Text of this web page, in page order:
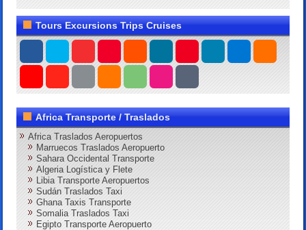
Tours Excursions Trips Cruises
Africa Transporte / Traslados
Africa Traslados Aeropuertos
Marruecos Traslados Aeropuerto
Sahara Occidental Transporte
Algeria Logística y Flete
Libia Transporte Aeropuertos
Sudán Traslados Taxi
Ghana Taxis Transporte
Somalia Traslados Taxi
Egipto Transporte Aeropuerto